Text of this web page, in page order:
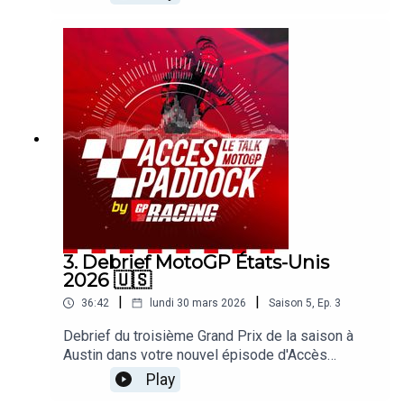
a répondu aux questions de nos envoyés
spéciaux Michel Turco et Alexis Delisse.
3. Debrief MotoGP États-Unis
2026 🇺🇸
36:42 lundi 30 mars 2026 Saison 5, Ep. 3
Debrief du troisième Grand Prix de la saison à
Austin dans votre nouvel épisode d'Accès
Paddock grâce nos reporters sur les Grands Prix
Michel Turco et Alexis Delisse. Avec une large
Play